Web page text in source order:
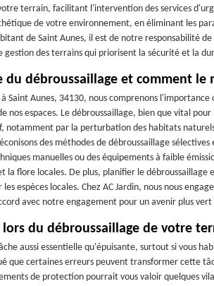
terrain, facilitant l'intervention des services
de votre environnement, en éliminant les
de Saint Aunes, il est de notre responsabilité
gestion des terrains qui priorisent la sécurité et la
du débroussaillage et comment le
à Saint Aunes, 34130, nous comprenons
nos espaces. Le débroussaillage, bien que vital
notamment par la perturbation des habitats
des méthodes de débroussaillage
manuelles ou des équipements à faible
la flore locales. De plus, planifier le débroussaillage
espèces locales. Chez AC Jardin, nous nous
avec notre engagement pour un avenir plus vert
lors du débroussaillage de votre
aussi essentielle qu'épuisante, surtout si vous
que certaines erreurs peuvent transformer cette
de protection pourrait vous valoir quelques